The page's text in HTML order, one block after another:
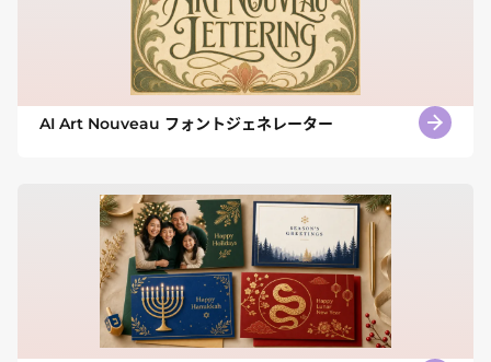
AI Art Nouveau フォントジェネレーター